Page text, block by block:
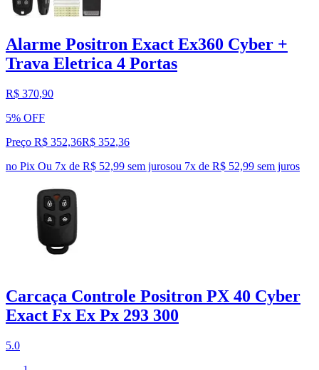
Alarme Positron Exact Ex360 Cyber +
Trava Eletrica 4 Portas
R$ 370,90
5% OFF
Preço R$ 352,36R$ 352,36
no Pix Ou 7x de R$ 52,99 sem jurosou 7x de R$ 52,99 sem juros
Carcaça Controle Positron PX 40 Cyber
Exact Fx Ex Px 293 300
5.0